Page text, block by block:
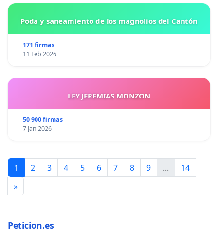
Poda y saneamiento de los magnolios del Cantón
171 firmas
11 Feb 2026
LEY JEREMIAS MONZON
50 900 firmas
7 Jan 2026
1 2 3 4 5 6 7 8 9 ...
14
»
Peticion.es